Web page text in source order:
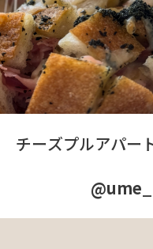
チーズプルアパー